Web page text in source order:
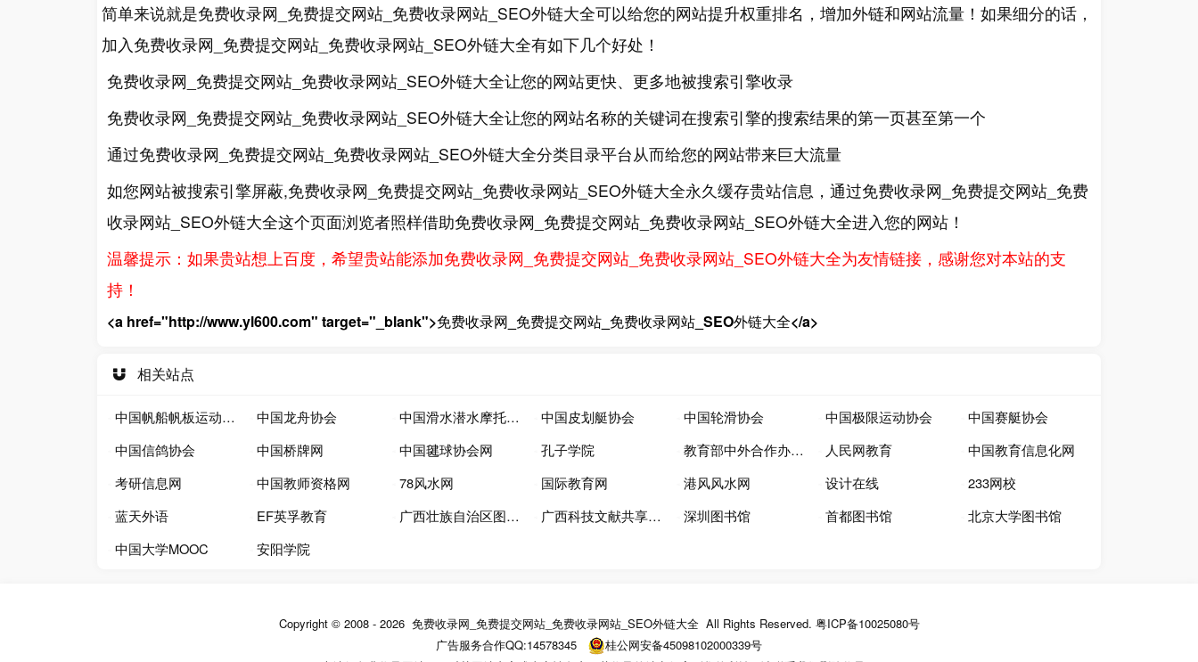
简单来说就是免费收录网_免费提交网站_免费收录网站_SEO外链大全可以给您的网站提升权重排名，增加外链和网站流量！如果细分的话，
加入免费收录网_免费提交网站_免费收录网站_SEO外链大全有如下几个好处！
免费收录网_免费提交网站_免费收录网站_SEO外链大全让您的网站更快、更多地被搜索引擎收录
免费收录网_免费提交网站_免费收录网站_SEO外链大全让您的网站名称的关键词在搜索引擎的搜索结果的第一页甚至第一个
通过免费收录网_免费提交网站_免费收录网站_SEO外链大全分类目录平台从而给您的网站带来巨大流量
如您网站被搜索引擎屏蔽,免费收录网_免费提交网站_免费收录网站_SEO外链大全永久缓存贵站信息，通过免费收录网_免费提交网站_免费
收录网站_SEO外链大全这个页面浏览者照样借助免费收录网_免费提交网站_免费收录网站_SEO外链大全进入您的网站！
温馨提示：如果贵站想上百度，希望贵站能添加免费收录网_免费提交网站_免费收录网站_SEO外链大全为友情链接，感谢您对本站的支
持！
<a href="http://www.yl600.com" target="_blank">免费收录网_免费提交网站_免费收录网站_SEO外链大全</a>
相关站点
中国帆船帆板运动协会 中国龙舟协会 中国滑水潜水摩托艇运动联合会 中国皮划艇协会 中国轮滑协会 中国极限运动协会
中国赛艇协会
中国信鸽协会
中国桥牌网 中国毽球协会网 孔子学院 教育部中外合作办学监管工作信息平台 人民网教育
中国教育信息化网
考研信息网
中国教师资格网 78风水网 国际教育网 港风风水网 设计在线
233网校
蓝天外语
EF英孚教育 广西壮族自治区图书馆 广西科技文献共享与服务平台 深圳图书馆 首都图书馆
北京大学图书馆
中国大学MOOC
安阳学院
Copyright © 2008 - 2026 免费收录网_免费提交网站_免费收录网站_SEO外链大全All Rights Reserved. 粤ICP备10025080号
广告服务合作QQ:14578345
桂公网安备45098102000339号